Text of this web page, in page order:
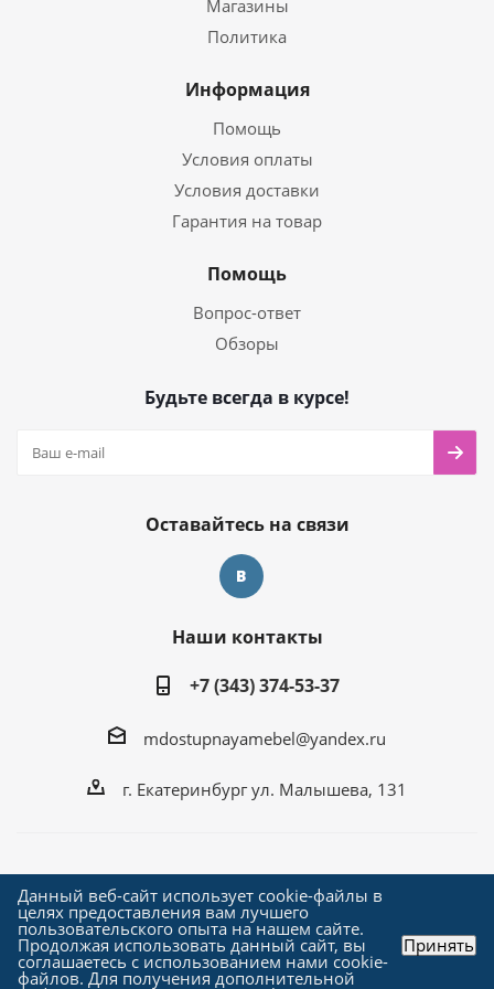
Магазины
Политика
Информация
Помощь
Условия оплаты
Условия доставки
Гарантия на товар
Помощь
Вопрос-ответ
Обзоры
Будьте всегда в курсе!
Оставайтесь на связи
Наши контакты
+7 (343) 374-53-37
mdostupnayamebel@yandex.ru
г. Екатеринбург ул. Малышева, 131
2026 © ДОСТУПНАЯ МЕБЕЛЬ
Данный веб-сайт использует cookie-файлы в
целях предоставления вам лучшего
пользовательского опыта на нашем сайте.
Продолжая использовать данный сайт, вы
соглашаетесь с использованием нами cookie-
файлов. Для получения дополнительной
Принять